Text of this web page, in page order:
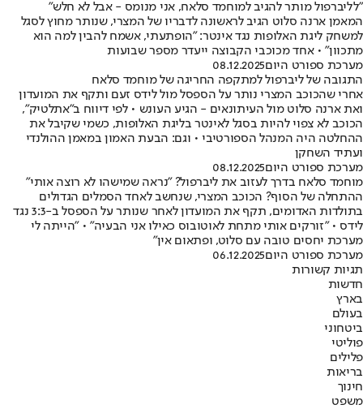
"לליברפול מותר להגיב למוחמד סלאח, אני מנומס - אבל לא חלש"
המאמן ארנה סלוט הגיב לראשונה לדבריו של המצרי, שנותר מחוץ לסגל
למשחק ליגת האלופות נגד אינטר: "הופתעתי, אשמח להבין למה הוא
מתכוון" • אחד מכוכבי הקבוצה ייעדר מספר שבועות
מערכת ספורט היום08.12.2025
התגובה של ליברפול למתקפה החריגה של מוחמד סלאח
אחרי שהכוכב המצרי נותר על הספסל מול לידס זעם ותקף את המועדון
ואת ארנה סלוט מול העיתונאים - הגיע העונש • לפי דיווח ב"אתלטיק",
הכוכב לא צפוי להיות בסגל לאינטר בליגת האלופות, כשמי שקיבל את
ההחלטה היה המנהל הספורטיבי • וגם: הבעת האמון במאמן ההולנדי
ועתיד השחקן
מערכת ספורט היום08.12.2025
מוחמד סלאח בדרך לעזוב את ליברפול? "נראה שמישהו לא רוצה אותי"
ההתחלה של הסוף? הכוכב המצרי, שנחשב לאחד הסמלים הגדולים
בתולדות האדומים, תקף את המועדון לאחר שנותר על הספסל ב-3:3 נגד
לידס • "זורקים אותי מתחת לאוטובוס כאילו אני הבעיה" • "הייתה לי
מערכת יחסים טובה עם סלוט, ופתאום אין"
מערכת ספורט היום06.12.2025
תגיות קשורות
חדשות
בארץ
בעולם
ביטחוני
פוליטי
פלילים
בריאות
חינוך
משפט